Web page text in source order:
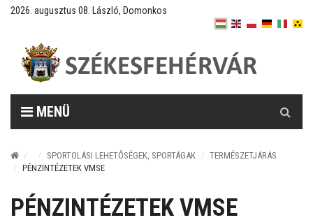
2026. augusztus 08. László, Domonkos
MENÜ
SPORTOLÁSI LEHETŐSÉGEK, SPORTÁGAK
TERMÉSZETJÁRÁS
PÉNZINTÉZETEK VMSE
PÉNZINTÉZETEK VMSE